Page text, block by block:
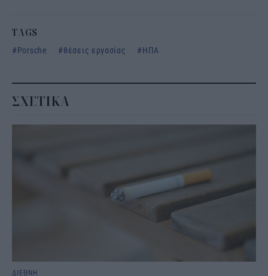
TAGS
Porsche
θέσεις εργασίας ΗΠΑ
ΣΧΕΤΙΚΑ
ΔΙΕΘΝΗ